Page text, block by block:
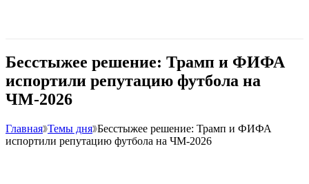
Бесстыжее решение: Трамп и ФИФА
испортили репутацию футбола на
ЧМ-2026
Главная Темы дня Бесстыжее решение: Трамп и ФИФА
испортили репутацию футбола на ЧМ-2026